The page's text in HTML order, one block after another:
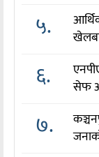
५.
६.
सेफ
७.